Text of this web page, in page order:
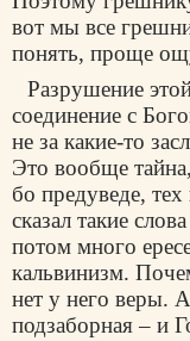
вот мы все
понять, проще
Разрушение
соединение с
не за какие-то
Это вообще
бо предуведе,
сказал такие
потом много
кальвинизм.
нет у него веры.
подзаборная – и